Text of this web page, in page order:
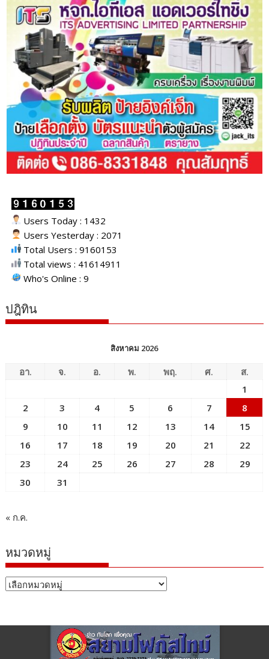
Users Today : 1432
Users Yesterday : 2071
Total Users : 9160153
Total views : 41614911
Who's Online : 9
ปฎิทิน
สิงหาคม 2026
อา. จ. อ. พ. พฤ. ศ.
ส.
1
2
3 4 5 6 7
8
9
10 11 12 13 14
15
16
17 18 19 20 21
22
23
24 25 26 27 28
29
30
31
« ก.ค.
หมวดหมู่
หมวด